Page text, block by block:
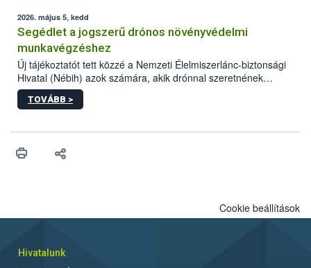
mennyiségének esetenként a kezelt terményeken is jelen kell
lennie. Nem minden élelmiszer tartalmaz szermaradékot.
Azokban az élelmiszerekben is, melyekben kimutathatóak,
általában csak nagyon kis mennyiségben vannak jelen, így nem
jelenthetnek kockázatot a fogyasztó egészségére nézve.
2026. május 5, kedd
Segédlet a jogszerű drónos növényvédelmi
munkavégzéshez
Új tájékoztatót tett közzé a Nemzeti Élelmiszerlánc-biztonsági
Hivatal (Nébih) azok számára, akik drónnal szeretnének
növényvédelmi vagy tápanyag-gazdálkodási tevékenységet
végezni Magyarországon. Az összefoglaló részletesen
műszaki és hatósági feltételek.
TOVÁBB >
Cookie beállítások
Hivatalunk